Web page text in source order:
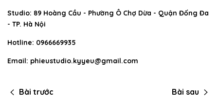
Studio: 89 Hoàng Cầu - Phường Ô Chợ Dừa - Quận Đống Đa
- TP. Hà Nội
Hotline: 0966669935
Email: phieustudio.kyyeu@gmail.com
Bài trước Bài sau